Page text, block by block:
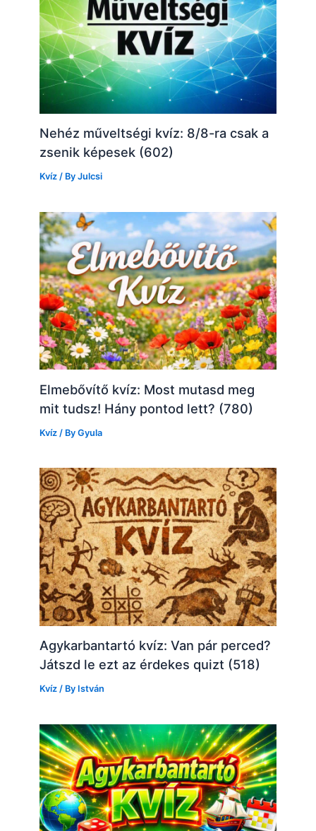
Nehéz műveltségi kvíz: 8/8-ra csak a
zsenik képesek (602)
Kvíz / ByJulcsi
Elmebővítő kvíz: Most mutasd meg
mit tudsz! Hány pontod lett? (780)
Kvíz / ByGyula
Agykarbantartó kvíz: Van pár perced?
Játszd le ezt az érdekes quizt (518)
Kvíz / By István